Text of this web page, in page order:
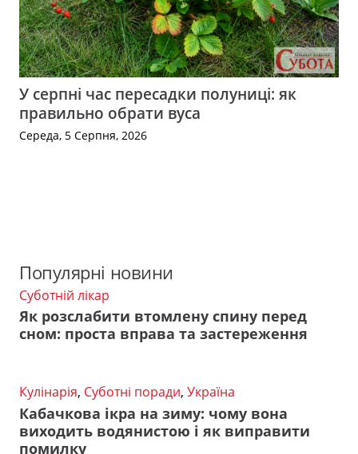
У серпні час пересадки полуниці: як
правильно обрати вуса
Середа, 5 Серпня, 2026
Популярні новини
Суботній лікар
Як розслабити втомлену спину перед
сном: проста вправа та застереження
Кулінарія, Суботні поради, Україна
Кабачкова ікра на зиму: чому вона
виходить водянистою і як виправити
помилку